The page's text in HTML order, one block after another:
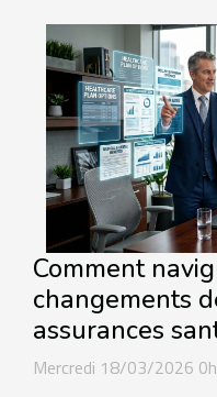
Comment
changements
assurances
Mercredi 18/03/2026 0h